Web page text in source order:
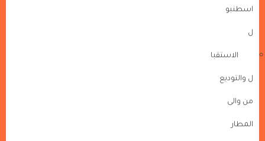
اسطنبو
ل
الاستقبا
ل والتوديع
من والى
المطار